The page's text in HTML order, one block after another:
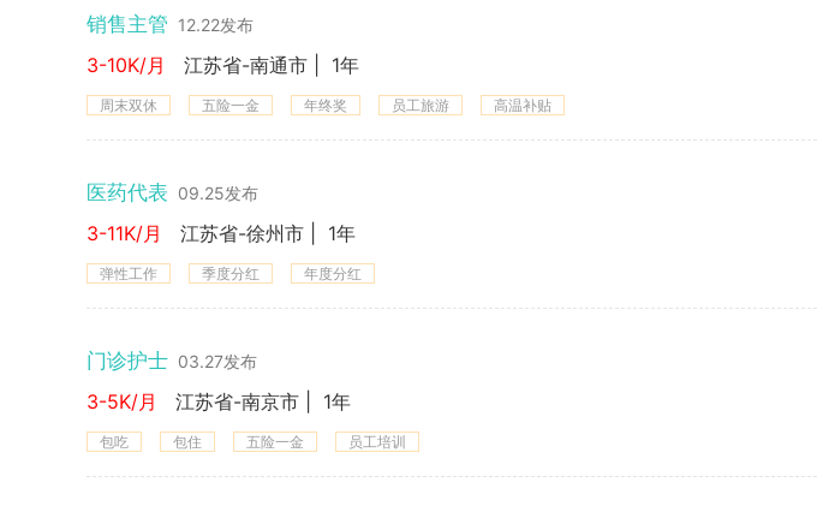
销售主管 12.22发布
3-10K/月 江苏省-南通市 1年
周末双休 五险一金 年终奖 员工旅游 高温补贴
医药代表 09.25发布
3-11K/月 江苏省-徐州市 1年
弹性工作 季度分红 年度分红
门诊护士 03.27发布
3-5K/月 江苏省-南京市 1年
包吃 包住 五险一金 员工培训